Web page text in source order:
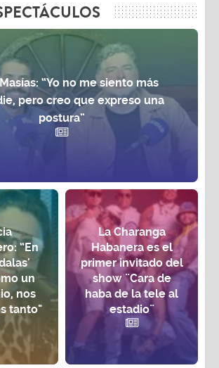
“Yo no me siento más
pero creo que expreso una
postura”
“En
un
nos
tanto"
La Charanga
Habanera es el
primer invitado del
show ¨Cara de
haba de la tele al
estadio¨